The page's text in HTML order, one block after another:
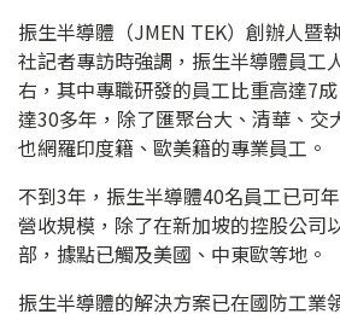
振生半導體（JMEN TEK）創辦人暨
社記者專訪時強調，振生半導體員工
右，其中專職研發的員工比重高達7
達30多年，除了匯聚台大、清華、交
也網羅印度籍、歐美籍的專業員工。
不到3年，振生半導體40名員工已可
營收規模，除了在新加坡的控股公司
部，據點已觸及美國、中東歐等地。
振生半導體的解決方案已在國防工業